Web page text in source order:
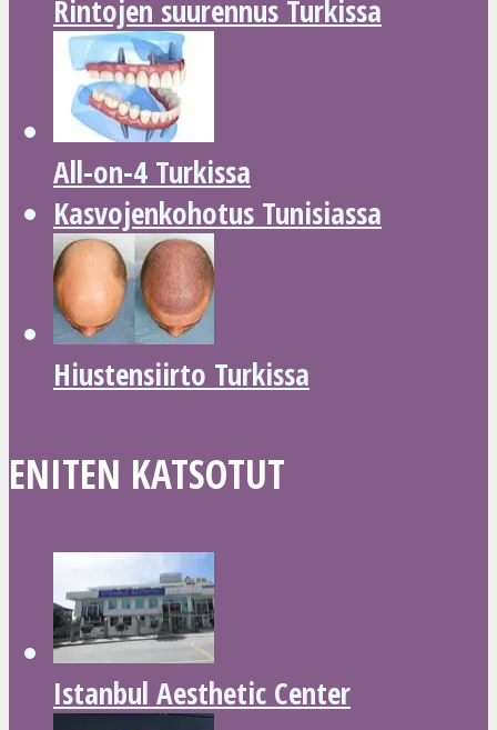
Rintojen suurennus Turkissa
All-on-4 Turkissa
Kasvojenkohotus Tunisiassa
Hiustensiirto Turkissa
ENITEN KATSOTUT
Istanbul Aesthetic Center